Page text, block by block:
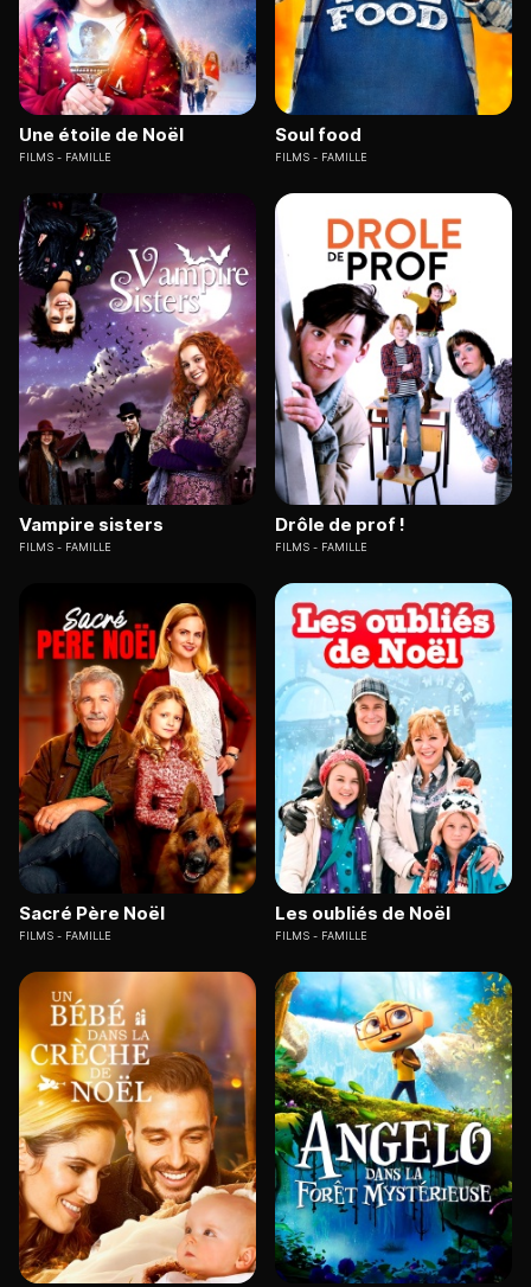
Une étoile de Noël
FILMS FAMILLE
Soul food
FILMS FAMILLE
Vampire sisters
FILMS FAMILLE
Drôle de prof !
FILMS FAMILLE
Sacré Père Noël
FILMS FAMILLE
Les oubliés de Noël
FILMS FAMILLE